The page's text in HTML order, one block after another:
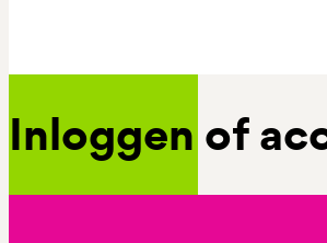
Inloggen of